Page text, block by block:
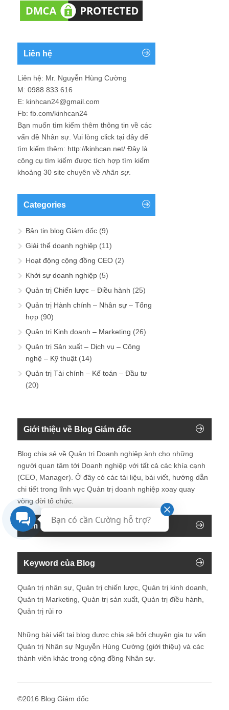
Liên hệ
Liên hệ: Mr. Nguyễn Hùng Cường
M: 0988 833 616
E: kinhcan24@gmail.com
Fb: fb.com/kinhcan24
Bạn muốn tìm kiếm thêm thông tin về các
vấn đề Nhân sự . Vui lòng click tại đây để
tìm kiếm thêm: http://kinhcan.net/ Đây là
công cụ tìm kiếm được tích hợp tìm kiếm
khoảng 30 site chuyên về nhân sự.
Categories
Bản tin blog Giám đốc (9)
Giải thể doanh nghiệp (11)
Hoạt động cộng đồng CEO (2)
Khởi sự doanh nghiệp (5)
Quản trị Chiến lược – Điều hành (25)
Quản trị Hành chính – Nhân sự – Tổng
hợp (90)
Quản trị Kinh doanh – Marketing (26)
Quản trị Sản xuất – Dịch vụ – Công
nghệ – Kỹ thuật (14)
Quản trị Tài chính – Kế toán – Đầu tư
(20)
Giới thiệu về Blog Giám đốc
Blog chia sẻ về Quản trị Doanh nghiệp ành cho những
người quan tâm tới Doanh nghiệp với tất cả các khía cạnh
(CEO, Manager). Ở đây có các tài liệu, bài viết, hướng dẫn
chi tiết trong lĩnh vực Quản trị doanh nghiệp xoay quay
vòng đời tổ chức.
Tìm kiếm trên blog
Keyword của Blog
Quản trị nhân sự, Quản trị chiến lược, Quản trị kinh doanh,
Quản trị Marketing, Quản trị sản xuất, Quản trị điều hành,
Quản trị rủi ro
Những bài viết tại blog được chia sẻ bởi chuyên gia tư vấn
Quản trị Nhân sự Nguyễn Hùng Cường (giới thiệu) và các
thành viên khác trong cộng đồng Nhân sự.
©2016 Blog Giám đốc
Bạn có cần Cường hỗ trợ?